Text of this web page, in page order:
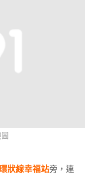
狀線幸福站旁，連